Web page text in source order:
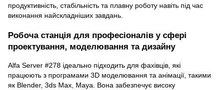
продуктивність, стабільність та плавну роботу навіть під час
виконання найскладніших завдань.
Робоча станція для професіоналів у сфері
проектування, моделювання та дизайну
Alfa Server #278 ідеально підходить для фахівців, які
працюють з програмами 3D моделювання та анімації, такими
як Blender, 3ds Max, Maya. Вона забезпечує високу